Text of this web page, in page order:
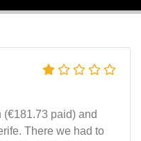
paid) and
There we had to